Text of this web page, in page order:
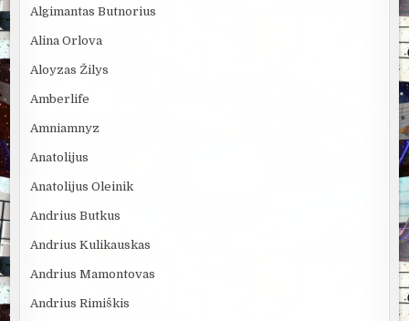
Algimantas Butnorius
Alina Orlova
Aloyzas Žilys
Amberlife
Amniamnyz
Anatolijus
Anatolijus Oleinik
Andrius Butkus
Andrius Kulikauskas
Andrius Mamontovas
Andrius Rimiškis